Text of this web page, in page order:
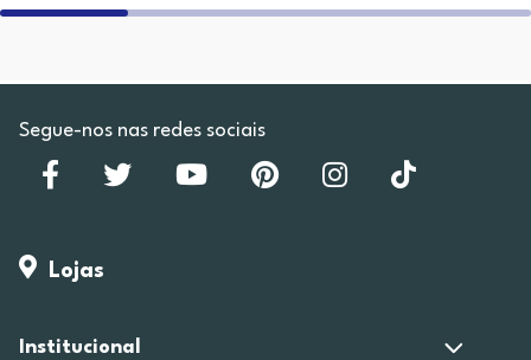
Segue-nos nas redes sociais
Lojas
Institucional